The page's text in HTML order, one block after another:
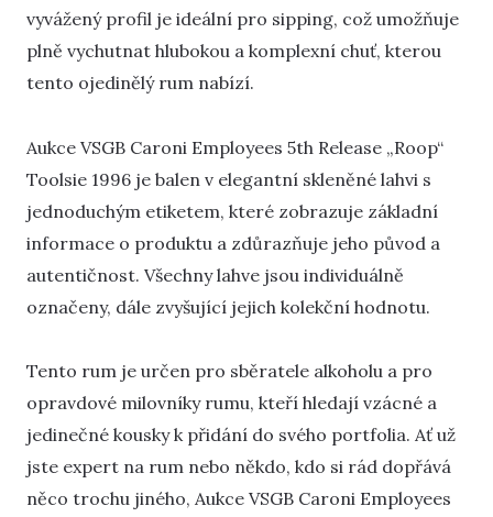
vyvážený profil je ideální pro sipping, což umožňuje
plně vychutnat hlubokou a komplexní chuť, kterou
tento ojedinělý rum nabízí.
Aukce VSGB Caroni Employees 5th Release „Roop“
Toolsie 1996 je balen v elegantní skleněné lahvi s
jednoduchým etiketem, které zobrazuje základní
informace o produktu a zdůrazňuje jeho původ a
autentičnost. Všechny lahve jsou individuálně
označeny, dále zvyšující jejich kolekční hodnotu.
Tento rum je určen pro sběratele alkoholu a pro
opravdové milovníky rumu, kteří hledají vzácné a
jedinečné kousky k přidání do svého portfolia. Ať už
jste expert na rum nebo někdo, kdo si rád dopřává
něco trochu jiného, Aukce VSGB Caroni Employees